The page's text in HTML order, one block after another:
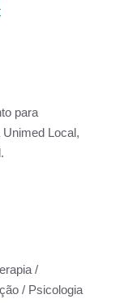
para
Unimed Local,
/
/ Psicologia